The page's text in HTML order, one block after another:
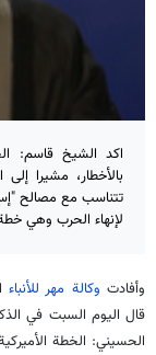
اکد الشيخ قاسم:
بالأخطار، مشيرا
لإنهاء الحرب وهي
وأفادت وكالة مهر للأنباء
قال اليوم السبت في
الحسيني: الخطة